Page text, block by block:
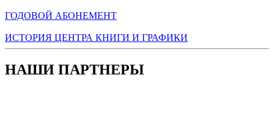
ГОДОВОЙ АБОНЕМЕНТ
ИСТОРИЯ ЦЕНТРА КНИГИ И ГРАФИКИ
НАШИ ПАРТНЕРЫ